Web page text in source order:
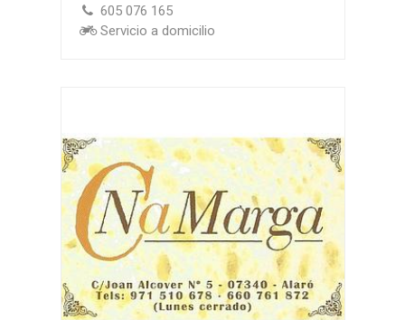
605 076 165
Servicio a domicilio